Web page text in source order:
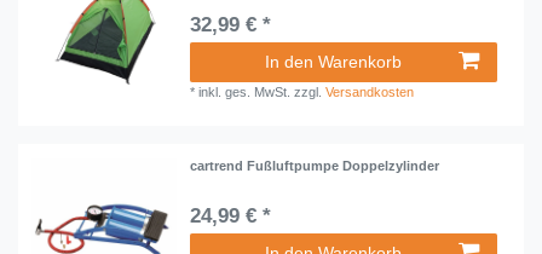
32,99 € *
In den Warenkorb
*inkl. ges. MwSt. zzgl.Versandkosten
cartrend Fußluftpumpe Doppelzylinder
24,99 € *